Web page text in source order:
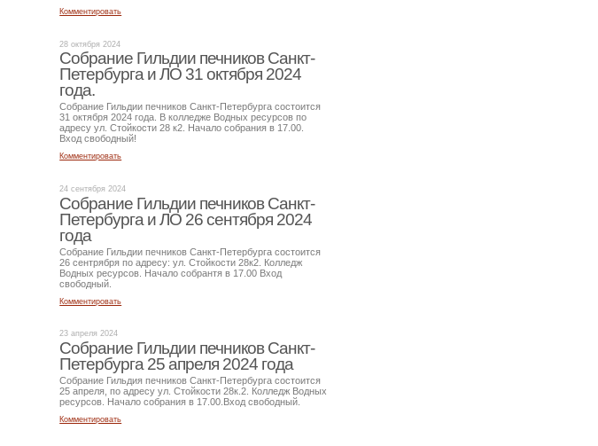
Комментировать
28 октября 2024
Собрание Гильдии печников Санкт-
Петербурга и ЛО 31 октября 2024
года.
Собрание Гильдии печников Санкт-Петербурга состоится
31 октября 2024 года. В колледже Водных ресурсов по
адресу ул. Стойкости 28 к2. Начало собрания в 17.00.
Вход свободный!
Комментировать
24 сентября 2024
Собрание Гильдии печников Санкт-
Петербурга и ЛО 26 сентября 2024
года
Собрание Гильдии печников Санкт-Петербурга состоится
26 сентрября по адресу: ул. Стойкости 28к2. Колледж
Водных ресурсов. Начало собрантя в 17.00 Вход
свободный.
Комментировать
23 апреля 2024
Собрание Гильдии печников Санкт-
Петербурга 25 апреля 2024 года
Собрание Гильдия печников Санкт-Петербурга состоится
25 апреля, по адресу ул. Стойкости 28к.2. Колледж Водных
ресурсов. Начало собрания в 17.00.Вход свободный.
Комментировать